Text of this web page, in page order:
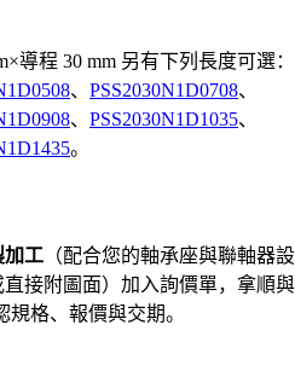
導程 30 mm 另有下列長度可選：
、 PSS2030N1D0708、
、 PSS2030N1D1035、
。
加工 （配合您的軸承座與聯軸器設
接附圖面）加入詢價單，拿順與
格、報價與交期。